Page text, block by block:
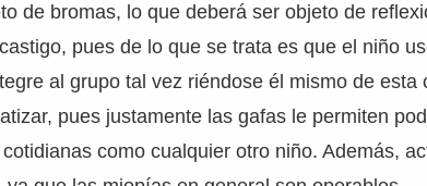
de bromas, lo que deberá ser objeto de
pues de lo que se trata es que el niño
al grupo tal vez riéndose él mismo de esta
pues justamente las gafas le permiten
como cualquier otro niño. Además,